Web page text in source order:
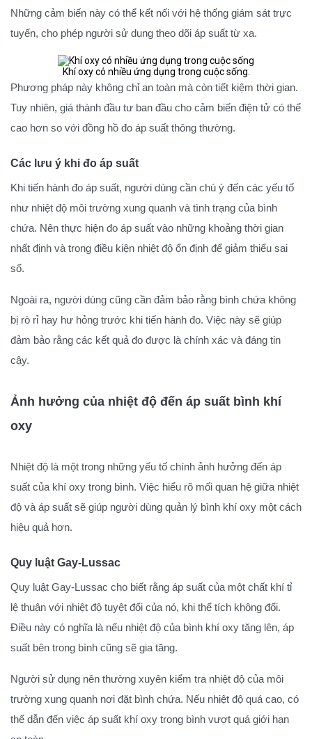
Những cảm biến này có thể kết nối với hệ thống giám sát trực
tuyến, cho phép người sử dụng theo dõi áp suất từ xa.
Khí oxy có nhiều ứng dụng trong cuộc sống.
Phương pháp này không chỉ an toàn mà còn tiết kiệm thời gian.
Tuy nhiên, giá thành đầu tư ban đầu cho cảm biến điện tử có thể
cao hơn so với đồng hồ đo áp suất thông thường.
Các lưu ý khi đo áp suất
Khi tiến hành đo áp suất, người dùng cần chú ý đến các yếu tố
như nhiệt độ môi trường xung quanh và tình trạng của bình
chứa. Nên thực hiện đo áp suất vào những khoảng thời gian
nhất định và trong điều kiện nhiệt độ ổn định để giảm thiểu sai
số.
Ngoài ra, người dùng cũng cần đảm bảo rằng bình chứa không
bị rò rỉ hay hư hỏng trước khi tiến hành đo. Việc này sẽ giúp
đảm bảo rằng các kết quả đo được là chính xác và đáng tin
cậy.
Ảnh hưởng của nhiệt độ đến áp suất bình khí
oxy
Nhiệt độ là một trong những yếu tố chính ảnh hưởng đến áp
suất của khí oxy trong bình. Việc hiểu rõ mối quan hệ giữa nhiệt
độ và áp suất sẽ giúp người dùng quản lý bình khí oxy một cách
hiệu quả hơn.
Quy luật Gay-Lussac
Quy luật Gay-Lussac cho biết rằng áp suất của một chất khí tỉ
lệ thuận với nhiệt độ tuyệt đối của nó, khi thể tích không đổi.
Điều này có nghĩa là nếu nhiệt độ của bình khí oxy tăng lên, áp
suất bên trong bình cũng sẽ gia tăng.
Người sử dụng nên thường xuyên kiểm tra nhiệt độ của môi
trường xung quanh nơi đặt bình chứa. Nếu nhiệt độ quá cao, có
thể dẫn đến việc áp suất khí oxy trong bình vượt quá giới hạn